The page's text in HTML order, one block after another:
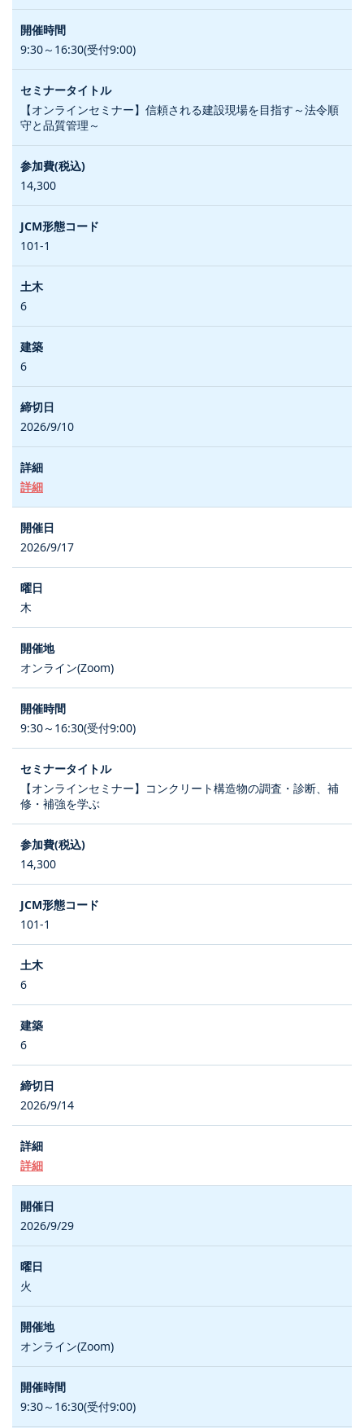
9:30～16:30(受付9:00)
【オンラインセミナー】信頼される建設現場を目指す～法令順
守と品質管理～
14,300
101-1
6
6
2026/9/10
詳細
2026/9/17
木
オンライン(Zoom)
9:30～16:30(受付9:00)
【オンラインセミナー】コンクリート構造物の調査・診断、補
修・補強を学ぶ
14,300
101-1
6
6
2026/9/14
詳細
2026/9/29
火
オンライン(Zoom)
9:30～16:30(受付9:00)